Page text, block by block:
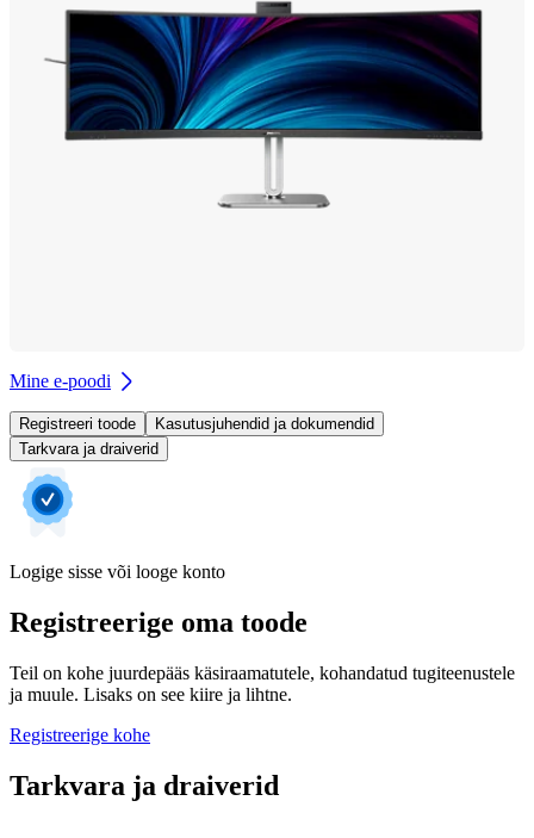
Mine e-poodi
Registreeri toode
Kasutusjuhendid ja dokumendid
Tarkvara ja draiverid
Logige sisse või looge konto
Registreerige oma toode
Teil on kohe juurdepääs käsiraamatutele, kohandatud tugiteenustele
ja muule. Lisaks on see kiire ja lihtne.
Registreerige kohe
Tarkvara ja draiverid